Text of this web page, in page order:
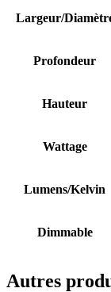
Largeur/
Profondeur
Hauteur
Wattage
Lumens/Kelvin
Dimmable
Autres